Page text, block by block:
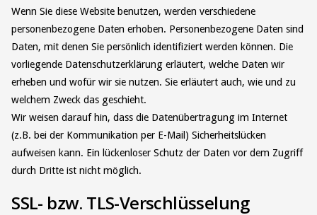
Wenn Sie diese Website benutzen, werden verschiedene
personenbezogene Daten erhoben. Personenbezogene Daten sind
Daten, mit denen Sie persönlich identifiziert werden können. Die
vorliegende Datenschutzerklärung erläutert, welche Daten wir
erheben und wofür wir sie nutzen. Sie erläutert auch, wie und zu
welchem Zweck das geschieht.
Wir weisen darauf hin, dass die Datenübertragung im Internet
(z.B. bei der Kommunikation per E-Mail) Sicherheitslücken
aufweisen kann. Ein lückenloser Schutz der Daten vor dem Zugriff
durch Dritte ist nicht möglich.
SSL- bzw. TLS-Verschlüsselung